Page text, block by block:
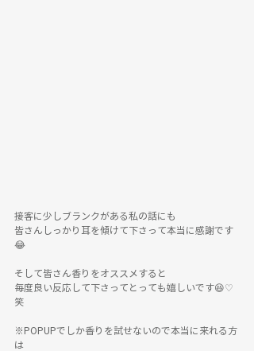
接客に少しブランクがある私の話にも
皆さんしっかり耳を傾けて下さって本当に感謝です
😂
そして皆さん香りをオススメすると
毎度良い反応して下さってとっても嬉しいです😆♡
笑
※POPUPでしか香りを試せないので本当に来れる方
は